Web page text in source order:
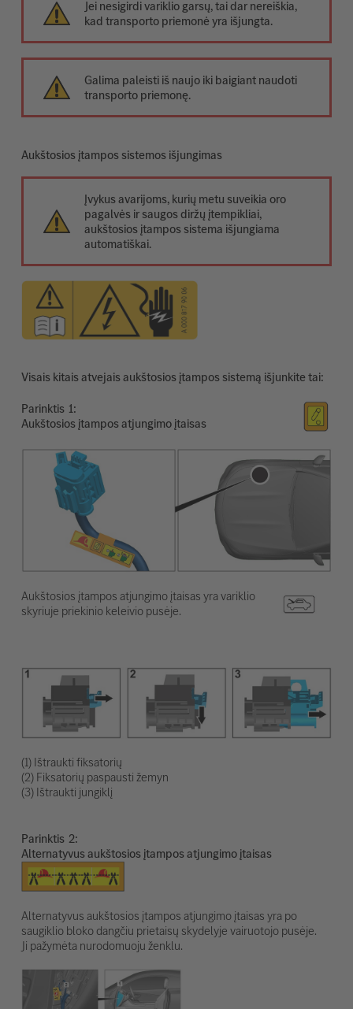
Jei nesigirdi variklio garsų, tai dar nereiškia,
kad transporto priemonė yra išjungta.
Galima paleisti iš naujo iki baigiant naudoti
transporto priemonę.
Aukštosios įtampos sistemos išjungimas
Įvykus avarijoms, kurių metu suveikia oro
pagalvės ir saugos diržų įtempikliai,
aukštosios įtampos sistema išjungiama
automatiškai.
Visais kitais atvejais aukštosios įtampos sistemą išjunkite tai:
Parinktis
Aukštosios įtampos atjungimo įtaisas
Aukštosios įtampos atjungimo įtaisas yra variklio
skyriuje priekinio keleivio pusėje.
(1) Ištraukti fiksatorių
(2) Fiksatorių paspausti žemyn
(3) Ištraukti jungiklį
Parinktis
Alternatyvus aukštosios įtampos atjungimo įtaisas
Alternatyvus aukštosios įtampos atjungimo įtaisas yra po
saugiklio bloko dangčiu prietaisų skydelyje vairuotojo pusėje.
Ji pažymėta nurodomuoju ženklu.